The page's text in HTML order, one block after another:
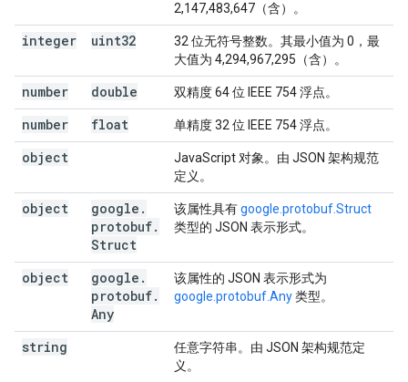
2,147,483,647（含）。
integer uint32
32 位无符号整数。其最小值为 0，最
大值为 4,294,967,295（含）。
number double 双精度 64 位 IEEE 754 浮点。
number float 单精度 32 位 IEEE 754 浮点。
object
JavaScript 对象。由 JSON 架构规范
定义。
object google .
protobuf.
Struct
该属性具有google.protobuf.Struct
类型的 JSON 表示形式。
object google .
protobuf.
Any
该属性的 JSON 表示形式为
google.protobuf.Any类型。
string
任意字符串。由 JSON 架构规范定
义。